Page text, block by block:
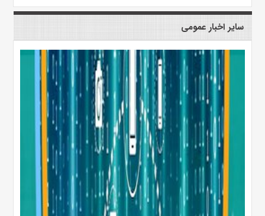
سایر اخبار عمومی